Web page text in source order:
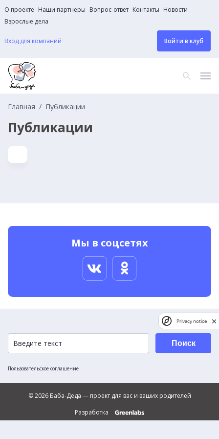
О проекте Наши партнеры Вопрос-ответ Контакты Новости
Взрослые дела
Вход для компаний Войти в клуб
Главная Публикации
Публикации
Мы в соцсетях
Пользовательское соглашение
Поиск
© 2026 Баба-Деда — проект для вас и ваших родителей
Разработка
Privacy notice